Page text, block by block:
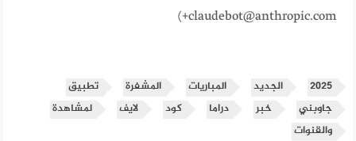
+claudebot@anthropic.com)
2025 الجديد المباريات المشفرة
تطبيق
جاوبني
خبر دراما كود لايف
لمشاهدة
والقنوات